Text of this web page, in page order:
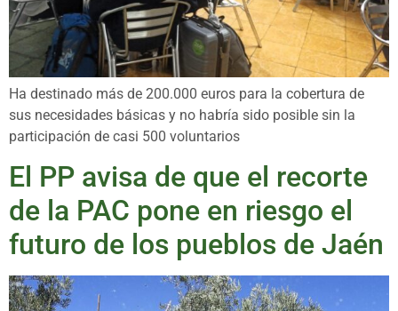
Ha destinado más de 200.000 euros para la cobertura de
sus necesidades básicas y no habría sido posible sin la
participación de casi 500 voluntarios
El PP avisa de que el recorte
de la PAC pone en riesgo el
futuro de los pueblos de Jaén